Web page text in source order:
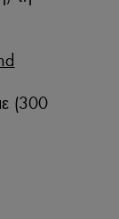
(300